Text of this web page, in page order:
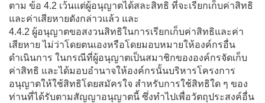
ตาม ข้อ 4.2 เว้นแต่ผู้อนุญาตได้สละสิทธิ ที่จะเรียกเก็บค่าสิทธิ
และค่าเสียหายดังกล่าวแล้ว และ
4.4.2 ผู้อนุญาตขอสงวนสิทธิในการเรียกเก็บค่าสิทธิและค่า
เสียหาย ไม่ว่าโดยตนเองหรือโดยมอบหมายให้องค์กรอื่น
ดำเนินการ ในกรณีที่ผู้อนุญาตเป็นสมาชิกขององค์กรจัดเก็บ
ค่าสิทธิ และได้มอบอำนาจให้องค์กรนั้นบริหารโครงการ
อนุญาตให้ใช้สิทธิโดยสมัครใจ สำหรับการใช้สิทธิใด ๆ ของ
ท่านที่ได้รับตามสัญญาอนุญาตนี้ ซึ่งทำไปเพื่อวัตถุประสงค์อื่น